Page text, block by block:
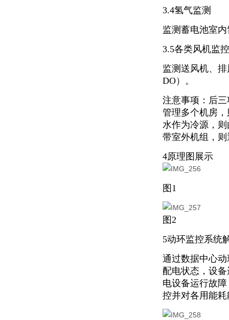
3.4氢气监测
监测蓄电池室
3.5各类风机监控
监测送风机、
DO）。
注意事项：后
管理多个机房
水作为冷源，
带室外机组，
4原理图展示
图1
图2
5动环监控系统
通过数据中心
配电状态，设
电设备运行故
控并对各用能